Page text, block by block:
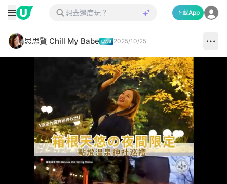
下載App
思思賢 Chill My Babe 2025/10/25